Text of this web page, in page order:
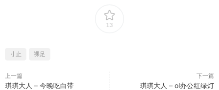
13
寸止 裸足
上一篇
琪琪大人 – 今晚吃白带
下一篇
琪琪大人 – ol办公红绿灯